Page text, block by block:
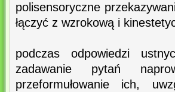
polisensoryczne
łączyć z wzrokową i
podczas odpowiedzi
zadawanie pytań
przeformułowanie ich,